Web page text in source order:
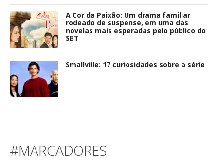
A Cor da Paixão: Um drama familiar
rodeado de suspense, em uma das
novelas mais esperadas pelo público do
SBT
Smallville: 17 curiosidades sobre a série
#MARCADORES